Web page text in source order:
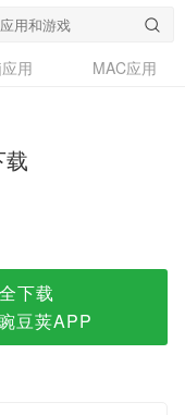
用
MAC应用
载
下载
豆荚APP